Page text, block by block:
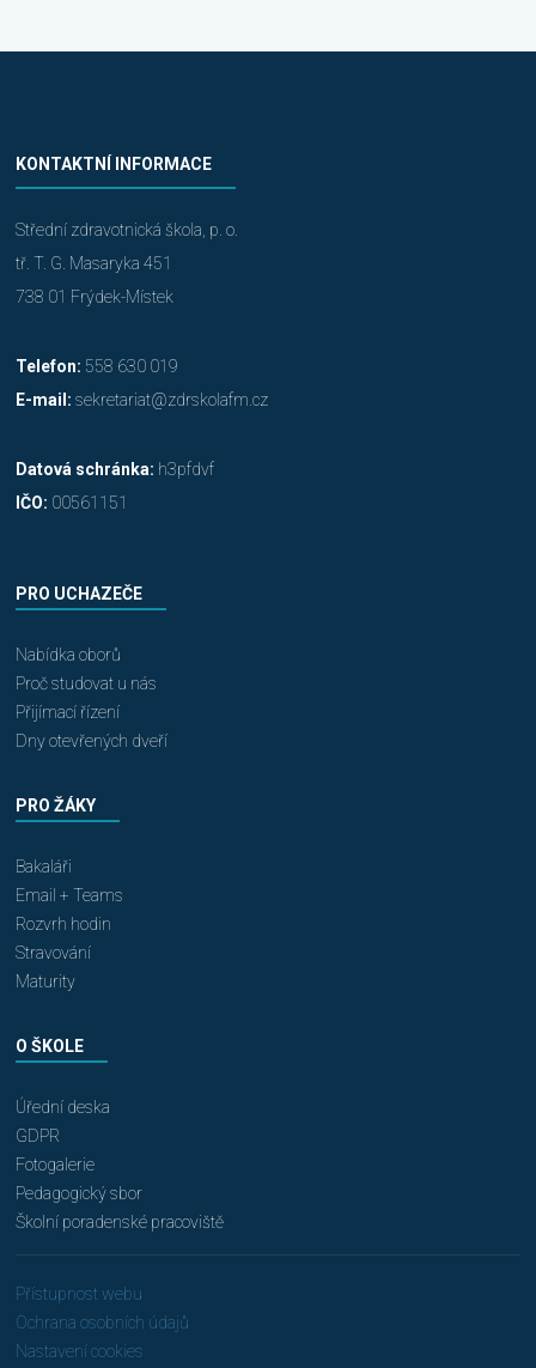
KONTAKTNÍ INFORMACE
Střední zdravotnická škola, p. o.
tř. T. G. Masaryka 451
738 01 Frýdek-Místek
Telefon: 558 630 019
E-mail: sekretariat@zdrskolafm.cz
Datová schránka: h3pfdvf
IČO: 00561151
PRO UCHAZEČE
Nabídka oborů
Proč studovat u nás
Přijímací řízení
Dny otevřených dveří
PRO ŽÁKY
Bakaláři
Email + Teams
Rozvrh hodin
Stravování
Maturity
O ŠKOLE
Úřední deska
GDPR
Fotogalerie
Pedagogický sbor
Školní poradenské pracoviště
Přístupnost webu
Ochrana osobních údajů
Nastavení cookies